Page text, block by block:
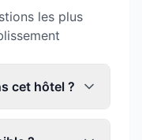
les plus
cet hôtel ?